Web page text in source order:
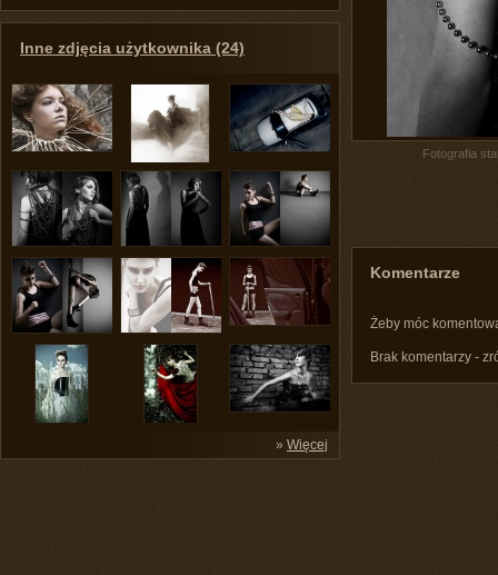
Inne zdjęcia użytkownika (24)
» Więcej
Fotografia
Komentarze
Żeby móc
Brak komentarzy -